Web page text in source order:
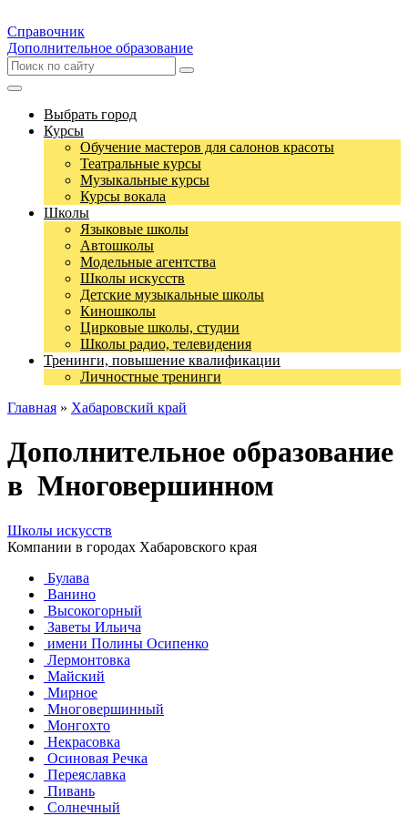
Справочник
Дополнительное образование
Выбрать город
Курсы
Обучение мастеров для салонов красоты
Театральные курсы
Музыкальные курсы
Курсы вокала
Школы
Языковые школы
Автошколы
Модельные агентства
Школы искусств
Детские музыкальные школы
Киношколы
Цирковые школы, студии
Школы радио, телевидения
Тренинги, повышение квалификации
Личностные тренинги
Главная » Хабаровский край
Дополнительное образование
в Многовершинном
Школы искусств
Компании в городах Хабаровского края
Булава
Ванино
Высокогорный
Заветы Ильича
имени Полины Осипенко
Лермонтовка
Майский
Мирное
Многовершинный
Монгохто
Некрасовка
Осиновая Речка
Переяславка
Пивань
Солнечный